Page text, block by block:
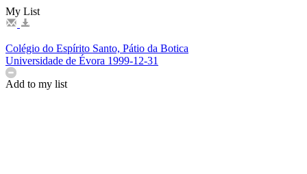
My List
Colégio do Espírito Santo, Pátio da Botica
Universidade de Évora 1999-12-31
Add to my list